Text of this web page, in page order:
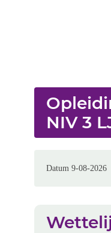
NIV 3
Datum 9-08-2026